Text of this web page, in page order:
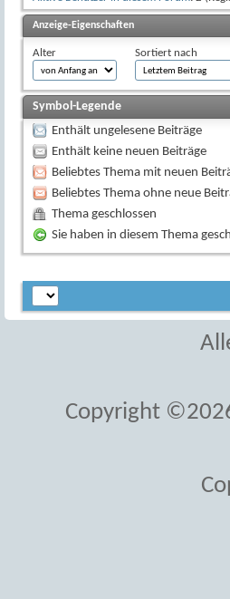
Anzeige-Eigenschaften
Alter Sortiert nach
Symbol-Legende
Enthält ungelesene Beiträge
Enthält keine neuen Beiträge
Beliebtes Thema mit neuen
Beliebtes Thema ohne neue
Thema geschlossen
Sie haben in diesem Thema
Copyright